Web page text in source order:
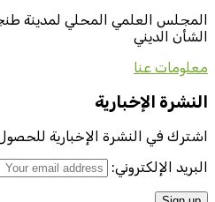
المجلس العلمي المحلي لمدينة
الشأن الديني
معلومات عنا
النشرة الإخبارية
اشترك في النشرة الإخبارية
البريد الإلكتروني: